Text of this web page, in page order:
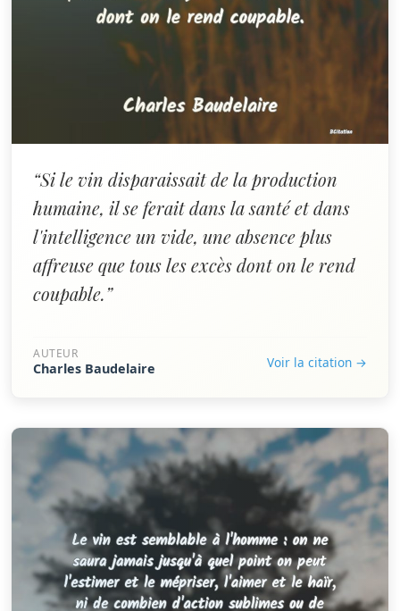
“Si le vin disparaissait de la production
humaine, il se ferait dans la santé et dans
l'intelligence un vide, une absence plus
affreuse que tous les excès dont on le rend
coupable.”
AUTEUR
Charles Baudelaire Voir la citation →